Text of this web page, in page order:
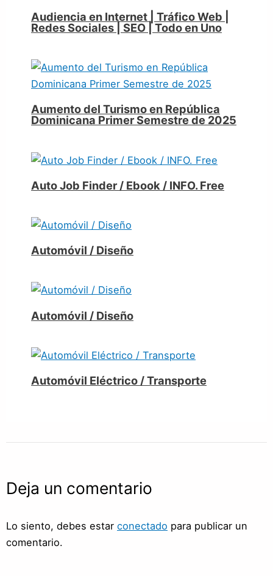
Audiencia en Internet | Tráfico Web |
Redes Sociales | SEO | Todo en Uno
Aumento del Turismo en República
Dominicana Primer Semestre de 2025
Auto Job Finder / Ebook / INFO. Free
Automóvil / Diseño
Automóvil / Diseño
Automóvil Eléctrico / Transporte
Deja un comentario
Lo siento, debes estar conectado para publicar un
comentario.